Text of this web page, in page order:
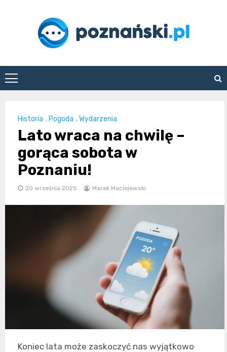
poznanski.pl
Historia ,Pogoda ,Wydarzenia
Lato wraca na chwilę –
gorąca sobota w
Poznaniu!
20 września 2025 Marek Maciejewski
Koniec lata może zaskoczyć nas wyjątkowo